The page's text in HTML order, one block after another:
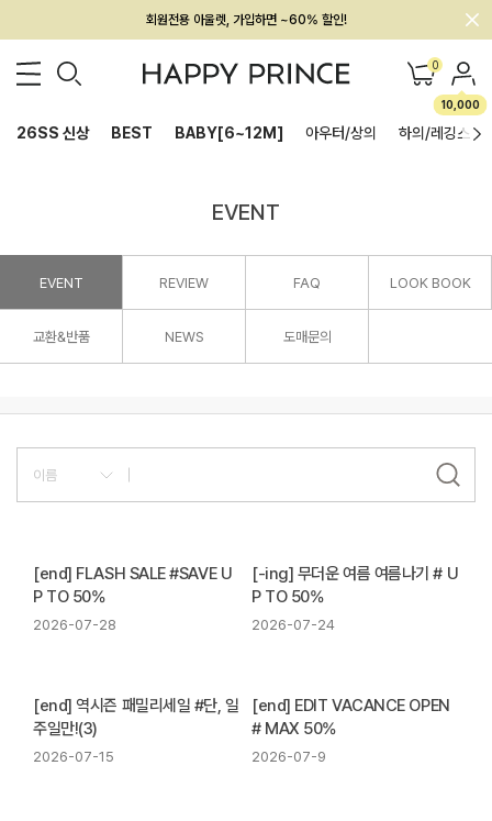
회원전용 아울렛, 가입하면 ~60% 할인!
멤버십 최대 28,000원 혜택 0
10,000
26SS 신상 BEST BABY[6~12M] 아우터/상의 하의/레깅스
EVENT
EVENT REVIEW FAQ LOOK BOOK
교환&반품 NEWS 도매문의
[end] FLASH SALE #SAVE U
P TO 50%
2026-07-28
[-ing] 무더운 여름 여름나기 # U
P TO 50%
2026-07-24
[end] 역시즌 패밀리세일 #단, 일
주일만!(3)
2026-07-15
[end] EDIT VACANCE OPEN
# MAX 50%
2026-07-9